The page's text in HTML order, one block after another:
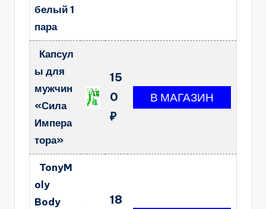
белый 1
пара
Капсул
ы для
мужчин
«Сила
Импера
тора»
15
0
₽
TonyM
oly
Body
18